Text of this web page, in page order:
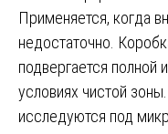
Применяется, когда
недостаточно.
подвергается полной
условиях чистой
исследуются под